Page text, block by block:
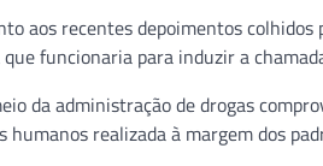
aos recentes depoimentos
funcionaria para induzir a
da administração de drogas
realizada à margem dos